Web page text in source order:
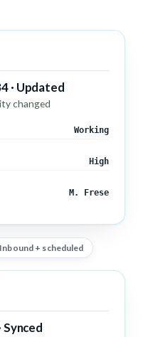
· Updated
changed
Working
High
M. Frese
Inbound + scheduled
Synced